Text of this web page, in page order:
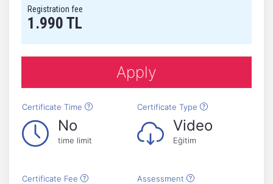
Registration fee
1.990 TL
Apply
Certificate Time Certificate Type
No
time limit
Video
Eğitim
Certificate Fee Assessment